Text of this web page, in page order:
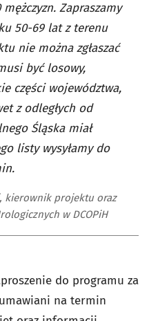
Zapraszamy
50-69 lat z terenu
nie można zgłaszać
być losowy,
części województwa,
z odległych od
Śląska miał
listy wysyłamy do
kierownik projektu oraz
w DCOPiH
do programu za
na termin